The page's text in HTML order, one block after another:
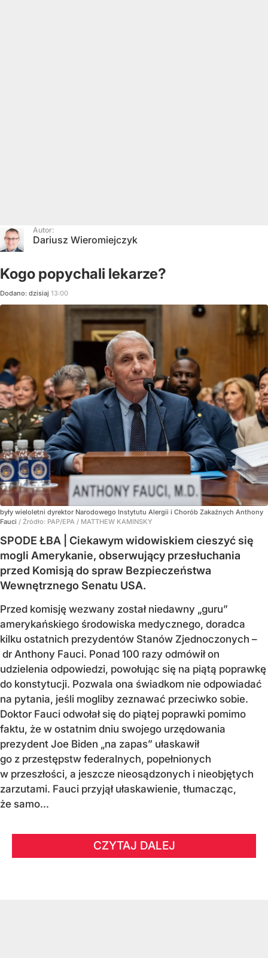
Autor:
Dariusz Wieromiejczyk
Kogo popychali lekarze?
Dodano: dzisiaj 13:00
były wieloletni dyrektor Narodowego Instytutu Alergii i Chorób Zakaźnych Anthony
Fauci / Źródło: PAP/EPA / MATTHEW KAMINSKY
SPODE ŁBA | Ciekawym widowiskiem cieszyć się
mogli Amerykanie, obserwujący przesłuchania
przed Komisją do spraw Bezpieczeństwa
Wewnętrznego Senatu USA.
Przed komisję wezwany został niedawny „guru”
amerykańskiego środowiska medycznego, doradca
kilku ostatnich prezydentów Stanów Zjednoczonych –
dr Anthony Fauci. Ponad 100 razy odmówił on
udzielenia odpowiedzi, powołując się na piątą poprawkę
do konstytucji. Pozwala ona świadkom nie odpowiadać
na pytania, jeśli mogliby zeznawać przeciwko sobie.
Doktor Fauci odwołał się do piątej poprawki pomimo
faktu, że w ostatnim dniu swojego urzędowania
prezydent Joe Biden „na zapas” ułaskawił
go z przestępstw federalnych, popełnionych
w przeszłości, a jeszcze nieosądzonych i nieobjętych
zarzutami. Fauci przyjął ułaskawienie, tłumacząc,
że samo...
CZYTAJ DALEJ